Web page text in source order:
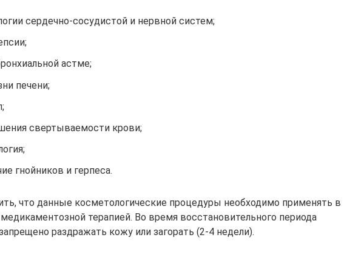
сердечно-сосудистой и нервной систем;
астме;
печени;
свертываемости крови;
гнойников и герпеса.
что данные косметологические процедуры необходимо применять в
терапией. Во время восстановительного периода
раздражать кожу или загорать (2-4 недели).